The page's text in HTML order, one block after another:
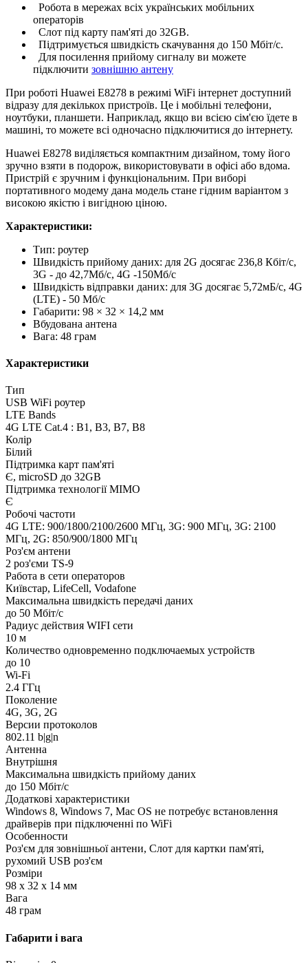
Робота в мережах всіх українських мобільних
операторів
Слот під карту пам'яті до 32GB.
Підтримується швидкість скачування до 150 Мбіт/с.
Для посилення прийому сигналу ви можете
підключити зовнішню антену
При роботі Huawei E8278 в режимі WiFi інтернет доступний
відразу для декількох пристроїв. Це і мобільні телефони,
ноутбуки, планшети. Наприклад, якщо ви всією сім'єю їдете в
машині, то можете всі одночасно підключитися до інтернету.
Huawei E8278 виділяється компактним дизайном, тому його
зручно взяти в подорож, використовувати в офісі або вдома.
Пристрій є зручним і функціональним. При виборі
портативного модему дана модель стане гідним варіантом з
високою якістю і вигідною ціною.
Характеристики:
Тип: роутер
Швидкість прийому даних: для 2G досягає 236,8 Кбіт/с,
3G - до 42,7Мб/c, 4G -150Мб/c
Швидкість відправки даних: для 3G досягає 5,72мБ/c, 4G
(LTE) - 50 Мб/c
Габарити: 98 × 32 × 14,2 мм
Вбудована антена
Вага: 48 грам
Характеристики
Тип
USB WiFi роутер
LTE Bands
4G LTE Cat.4 : B1, B3, B7, B8
Колір
Білий
Підтримка карт пам'яті
Є, microSD до 32GB
Підтримка технології MIMO
Є
Робочі частоти
4G LTE: 900/1800/2100/2600 МГц, 3G: 900 МГц, 3G: 2100
МГц, 2G: 850/900/1800 МГц
Роз'єм антени
2 роз'єми TS-9
Работа в сети операторов
Київстар, LifeCell, Vodafone
Максимальна швидкість передачі даних
до 50 Мбіт/с
Радиус действия WIFI сети
10 м
Количество одновременно подключаемых устройств
до 10
Wi-Fi
2.4 ГГц
Поколение
4G, 3G, 2G
Версии протоколов
802.11 b|g|n
Антенна
Внутрішня
Максимальна швидкість прийому даних
до 150 Мбіт/с
Додаткові характеристики
Windows 8, Windows 7, Mac OS не потребує встановлення
драйверів при підключенні по WiFi
Особенности
Роз'єм для зовнішньої антени, Слот для картки пам'яті,
рухомий USB роз'єм
Розміри
98 х 32 х 14 мм
Вага
48 грам
Габарити і вага